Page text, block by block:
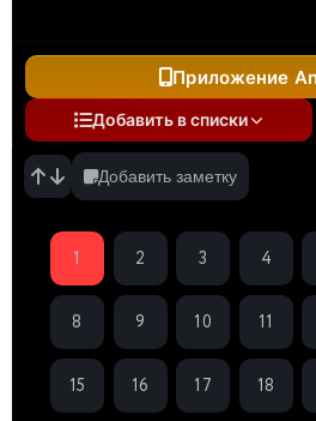
Приложение
Добавить в списки
Добавить заметку
1 2 3 4
8 9 10 11
15 16 17 18